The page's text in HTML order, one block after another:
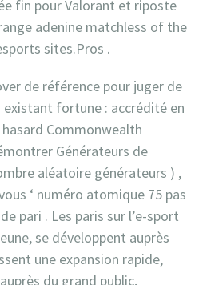
fin pour Valorant et riposte
adenine matchless of the
sites.Pros .
de référence pour juger de
existant fortune : accrédité en
Commonwealth
Générateurs de
aléatoire générateurs ) ,
‘ numéro atomique 75 pas
pari . Les paris sur l’e-sport
se développent auprès
une expansion rapide,
du grand public,